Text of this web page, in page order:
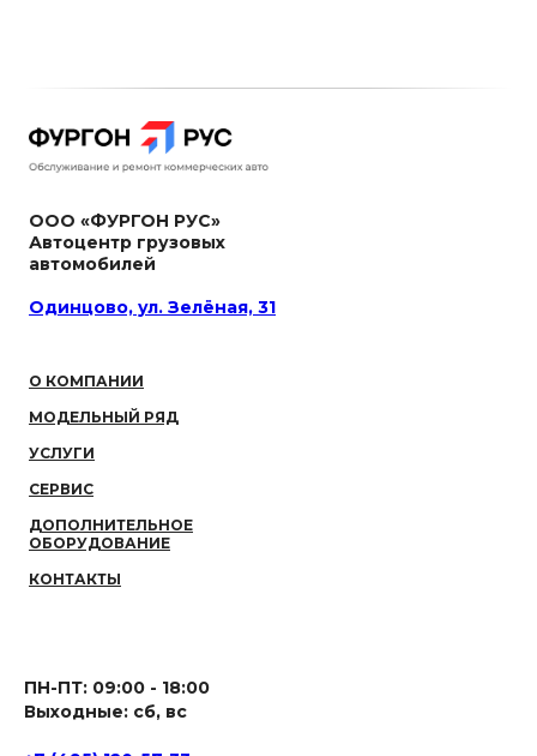
ООО «ФУРГОН РУС»
Автоцентр грузовых
автомобилей
Одинцово, ул. Зелёная, 31
О КОМПАНИИ
МОДЕЛЬНЫЙ РЯД
УСЛУГИ
СЕРВИС
ДОПОЛНИТЕЛЬНОЕ
ОБОРУДОВАНИЕ
КОНТАКТЫ
ПН-ПТ: 09:00 - 18:00
Выходные: сб, вс